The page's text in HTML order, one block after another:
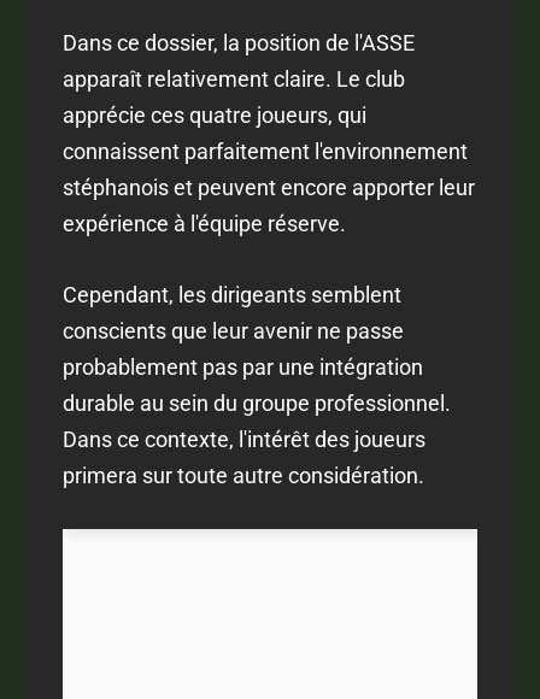
Dans ce dossier, la position de l'ASSE
apparaît relativement claire. Le club
apprécie ces quatre joueurs, qui
connaissent parfaitement l'environnement
stéphanois et peuvent encore apporter leur
expérience à l'équipe réserve.
Cependant, les dirigeants semblent
conscients que leur avenir ne passe
probablement pas par une intégration
durable au sein du groupe professionnel.
Dans ce contexte, l'intérêt des joueurs
primera sur toute autre considération.